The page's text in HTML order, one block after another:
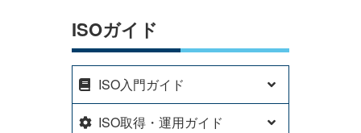
ISOガイド
ISO入門ガイド
ISO取得・運用ガイド